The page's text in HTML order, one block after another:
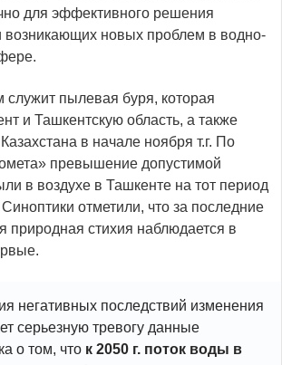
для эффективного решения
новых проблем в водно-
пылевая буря, которая
и Ташкентскую область, а также
в начале ноября т.г. По
превышение допустимой
в воздухе в Ташкенте на тот период
Синоптики отметили, что за последние
природная стихия наблюдается в
негативных последствий изменения
серьезную тревогу данные
о том, что к 2050 г. поток воды в